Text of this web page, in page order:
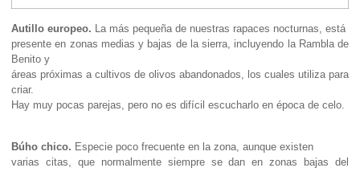
Autillo europeo. La más pequeña de nuestras rapaces nocturnas, está
presente en zonas medias y bajas de la sierra, incluyendo la Rambla de
Benito y
áreas próximas a cultivos de olivos abandonados, los cuales utiliza para
criar.
Hay muy pocas parejas, pero no es difícil escucharlo en época de celo.
Búho chico. Especie poco frecuente en la zona, aunque existen
varias citas, que normalmente siempre se dan en zonas bajas del